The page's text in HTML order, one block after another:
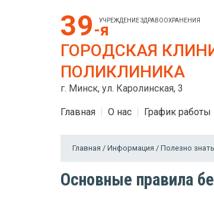
39-я
УЧРЕЖДЕНИЕ ЗДРАВООХРАНЕНИЯ
ГОРОДСКАЯ
ПОЛИКЛИНИКА
г. Минск, ул. Каролинская, 3
Главная О нас График работы
Главная / Информация / Полезно знать
Основные правила